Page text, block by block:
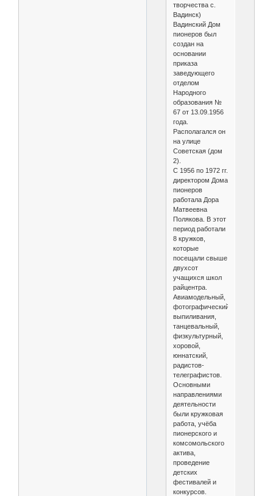
творчества с.
Вадинск)
Вадинский Дом
пионеров был
создан на
основании
приказа
заведующего
отделом
Народного
образования №
67 от 13.09.1956
года.
Располагался он
на улице
Советская (дом
2).
С 1956 по 1972 гг.
директором Дома
пионеров
работала Дора
Матвеевна
Полякова. В этот
период работали
8 кружков,
которые
посещали свыше
двухсот
учащихся школ
райцентра.
Авиамодельный,
фотографический,
выпиливания,
танцевальный,
физкультурный,
хоровой,
юннатский,
радистов-
телеграфистов.
Основными
направлениями
деятельности
были кружковая
работа, учёба
пионерского и
комсомольского
актива,
проведение
детских
фестивалей и
конкурсов.